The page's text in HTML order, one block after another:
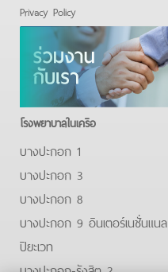
Privacy Policy
โรงพยาบาลในเครือ
บางปะกอก 1
บางปะกอก 3
บางปะกอก 8
บางปะกอก 9 อินเตอร์เนชั่นแนล
ปิยะเวท